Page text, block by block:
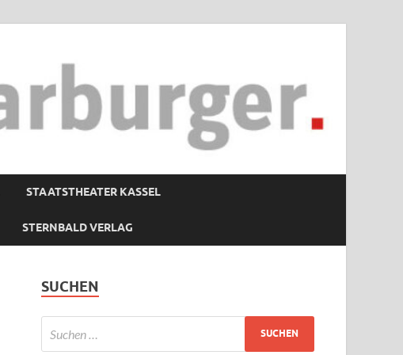
STAATSTHEATER KASSEL
STERNBALD VERLAG
SUCHEN